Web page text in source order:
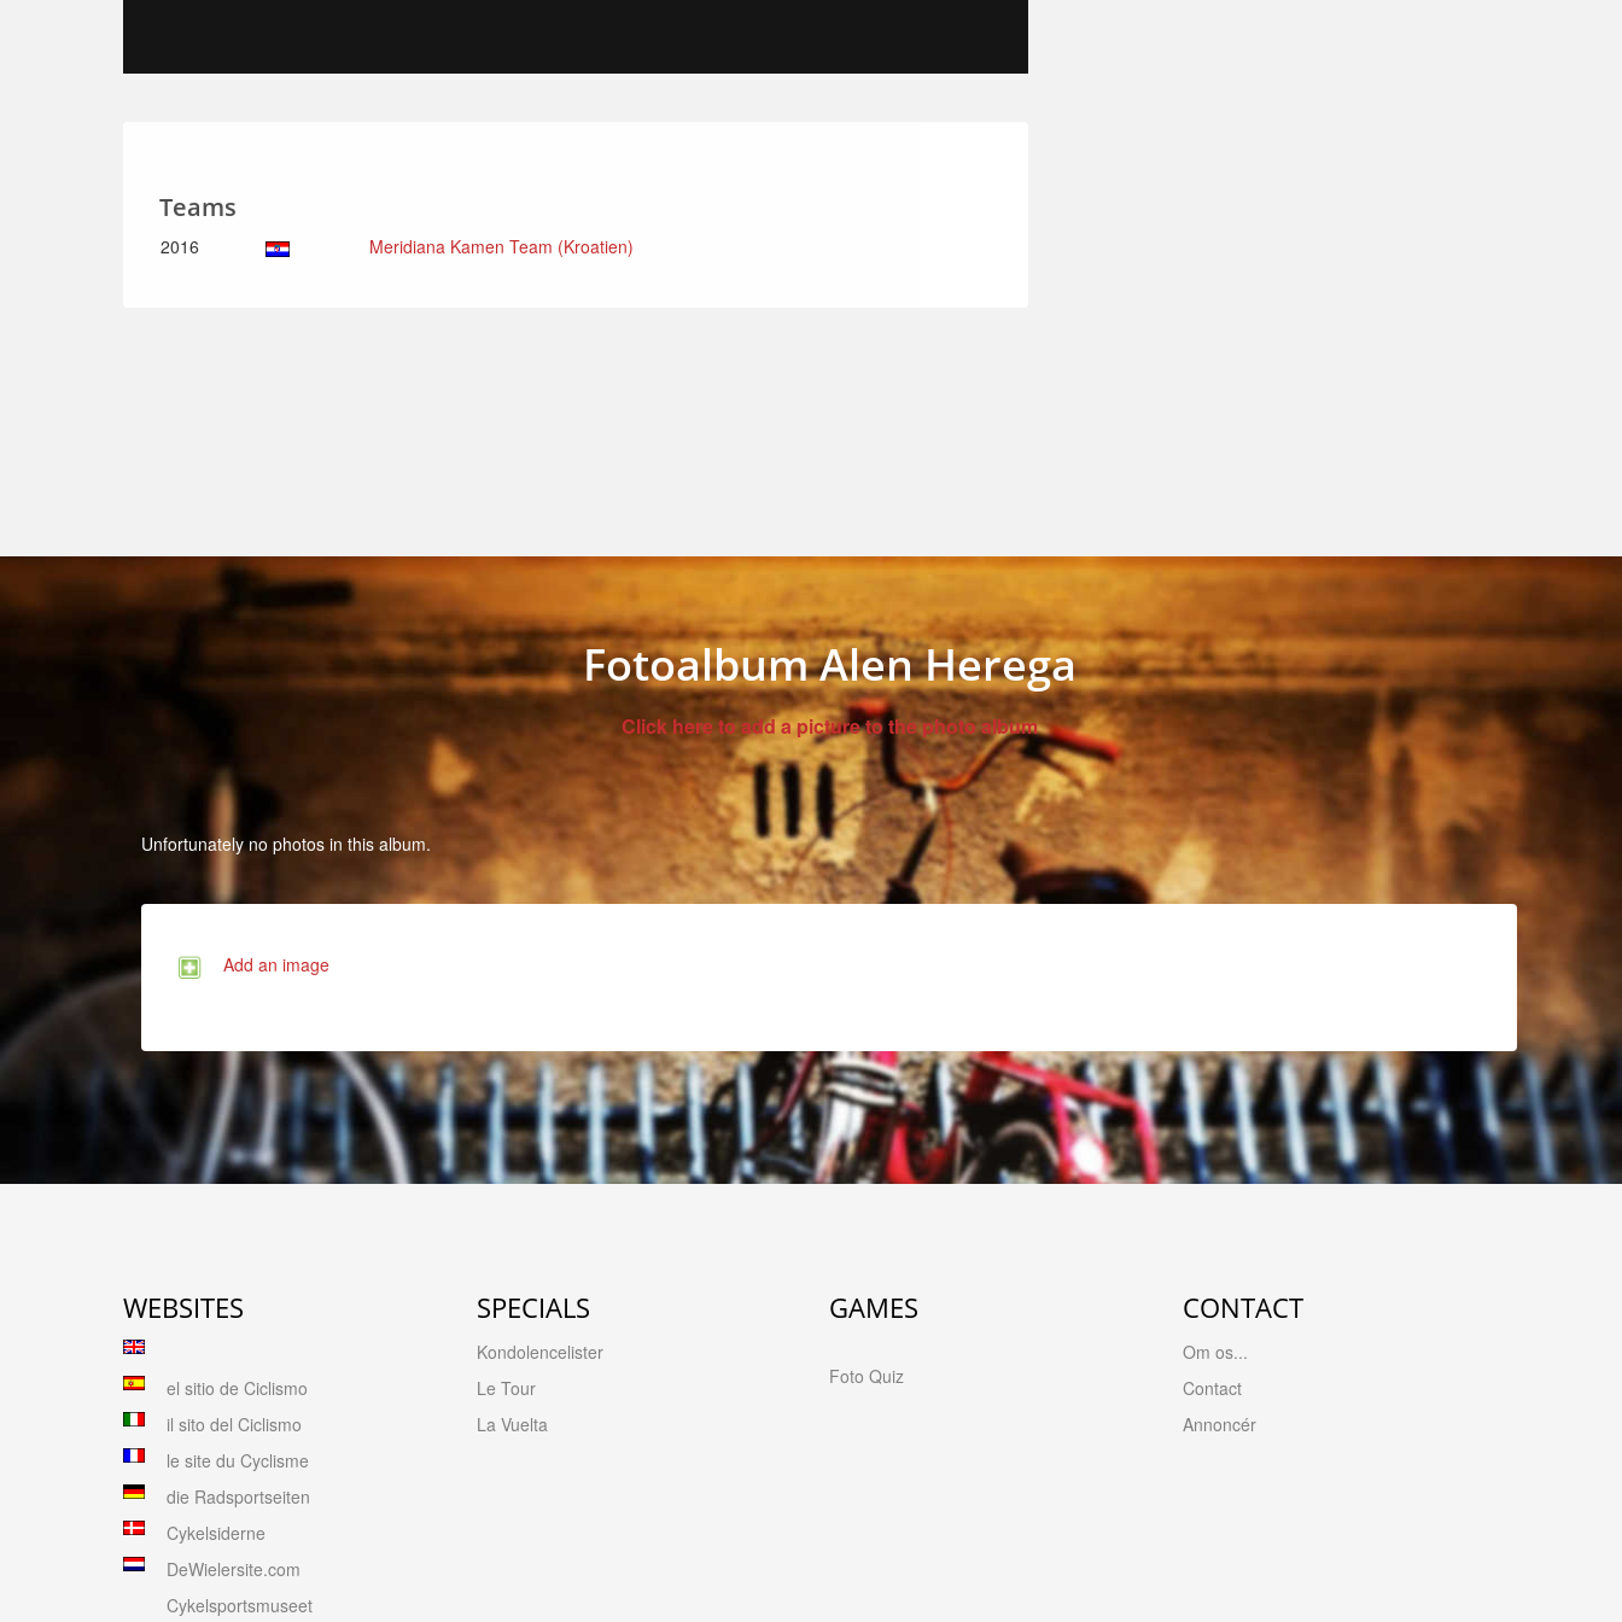
Teams
2016 Meridiana Kamen Team (Kroatien)
Fotoalbum Alen Herega
Click here to add a picture to the photo album
Unfortunately no photos in this album.
Add an image
WEBSITES
el sitio de Ciclismo
il sito del Ciclismo
le site du Cyclisme
die Radsportseiten
Cykelsiderne
DeWielersite.com
Cykelsportsmuseet
SPECIALS
Kondolencelister
Le Tour
La Vuelta
GAMES
Foto Quiz
CONTACT
Om os...
Contact
Annoncér